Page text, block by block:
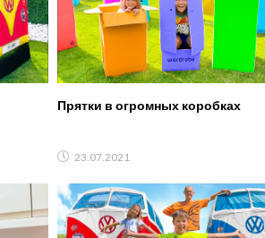
Прятки в огромных коробках
23.07.2021